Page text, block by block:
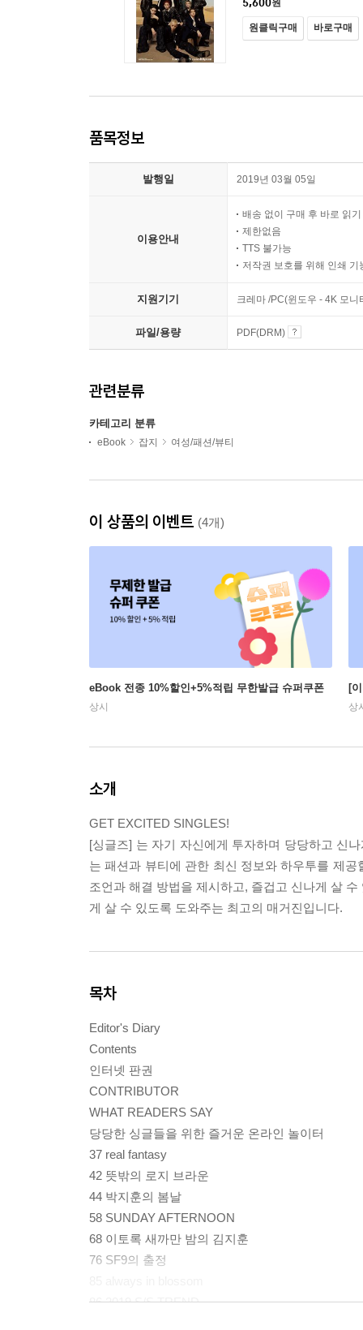
원클릭구매 바로구매
품목정보
발행일 2019년 03월 05일
이용안내
배송 없이 구매 후 바로 읽기
제한없음
TTS 불가능
저작권 보호를 위해 인쇄 기
지원기기 크레마 /PC(윈도우 - 4K 모
파일/용량 PDF(DRM)
관련분류
카테고리 분류
eBook 잡지 여성/패션/뷰티
이 상품의 이벤트 (4개)
eBook 전종 10%할인+5%적립 무한발급 슈퍼쿠폰
상시
[
상
소개
GET EXCITED SINGLES!
[싱글즈] 는 자기 자신에게 투자하며 당당하고 신
는 패션과 뷰티에 관한 최신 정보와 하우투를 제
조언과 해결 방법을 제시하고, 즐겁고 신나게 살
게 살 수 있도록 도와주는 최고의 매거진입니다.
목차
Editor's Diary
Contents
인터넷 판권
CONTRIBUTOR
WHAT READERS SAY
당당한 싱글들을 위한 즐거운 온라인 놀이터
37 real fantasy
42 뜻밖의 로지 브라운
44 박지훈의 봄날
58 SUNDAY AFTERNOON
68 이토록 새까만 밤의 김지훈
76 SF9의 출정
86 2019 S/S TREND